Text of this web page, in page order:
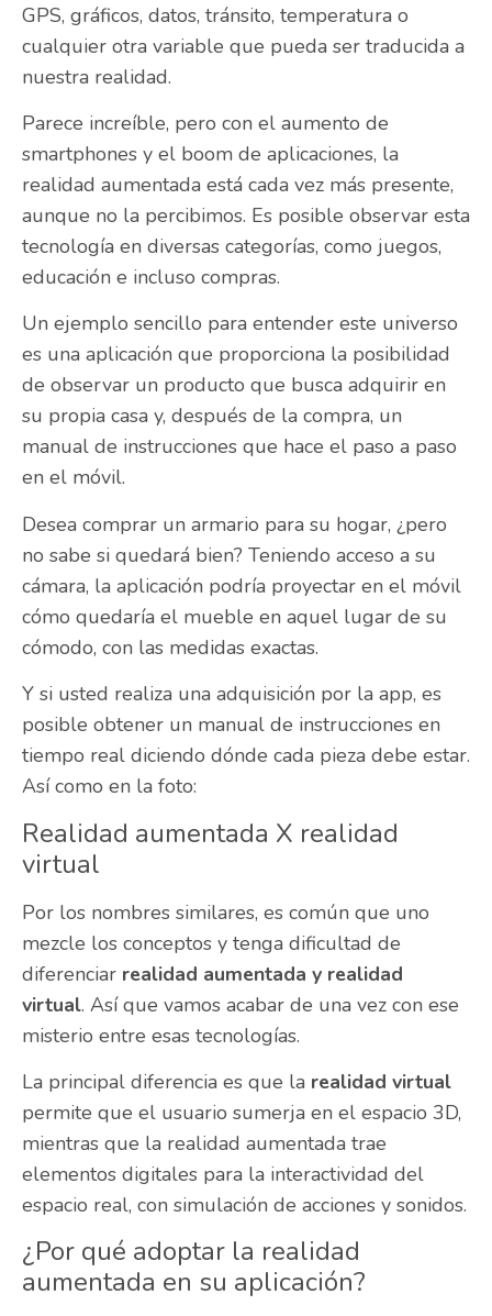
GPS, gráficos, datos, tránsito, temperatura o
cualquier otra variable que pueda ser traducida a
nuestra realidad.
Parece increíble, pero con el aumento de
smartphones y el boom de aplicaciones, la
realidad aumentada está cada vez más presente,
aunque no la percibimos. Es posible observar esta
tecnología en diversas categorías, como juegos,
educación e incluso compras.
Un ejemplo sencillo para entender este universo
es una aplicación que proporciona la posibilidad
de observar un producto que busca adquirir en
su propia casa y, después de la compra, un
manual de instrucciones que hace el paso a paso
en el móvil.
Desea comprar un armario para su hogar, ¿pero
no sabe si quedará bien? Teniendo acceso a su
cámara, la aplicación podría proyectar en el móvil
cómo quedaría el mueble en aquel lugar de su
cómodo, con las medidas exactas.
Y si usted realiza una adquisición por la app, es
posible obtener un manual de instrucciones en
tiempo real diciendo dónde cada pieza debe estar.
Así como en la foto:
Realidad aumentada X realidad
virtual
Por los nombres similares, es común que uno
mezcle los conceptos y tenga dificultad de
diferenciar realidad aumentada y realidad
virtual. Así que vamos acabar de una vez con ese
misterio entre esas tecnologías.
La principal diferencia es que la realidad virtual
permite que el usuario sumerja en el espacio 3D,
mientras que la realidad aumentada trae
elementos digitales para la interactividad del
espacio real, con simulación de acciones y sonidos.
¿Por qué adoptar la realidad
aumentada en su aplicación?